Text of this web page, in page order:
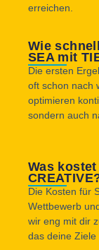
erreichen.
Wie
SEA mit
Die ersten
oft schon nach
optimieren
sondern auch
Was
Die Kosten für
Wettbewerb
wir eng mit dir
das deine Ziele